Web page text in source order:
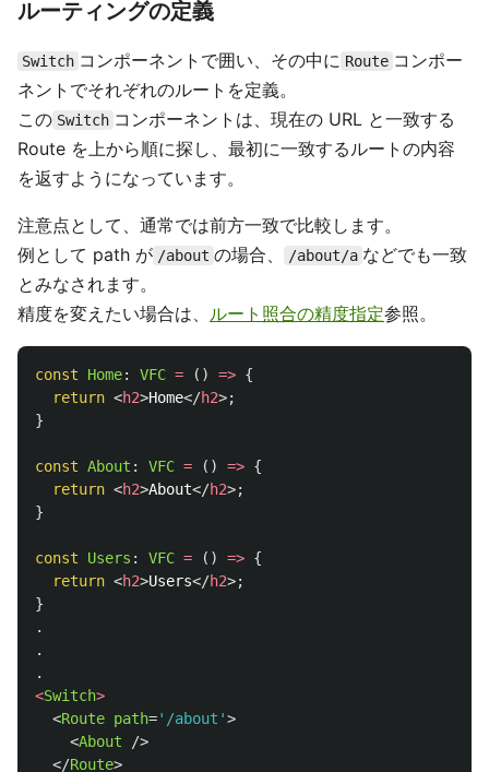
ルーティングの定義
Switch コンポーネントで囲い、その中に Route コンポー
ネントでそれぞれのルートを定義。
この Switch コンポーネントは、現在の URL と一致する
Route を上から順に探し、最初に一致するルートの内容
を返すようになっています。
注意点として、通常では前方一致で比較します。
例として path が /about の場合、 /about/a などでも一致
とみなされます。
精度を変えたい場合は、 ルート照合の精度指定参照。
const Home: VFC = () => {
return <h2>Home</h2>;
}
const About : VFC = () => {
return <h2>About</h2>;
}
const Users : VFC = () => {
return <h2>Users</h2>;
}
.
.
.
<Switch>
<Route path='/about'>
<About
/>
</Route>